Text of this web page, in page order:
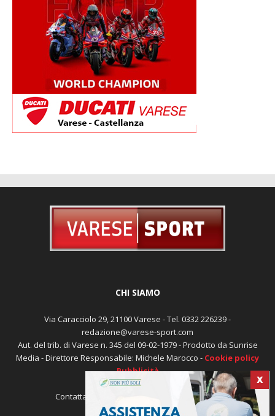
X
CHI SIAMO
Via Caracciolo 29, 21100 Varese - Tel. 0332 226239 -
redazione@varese-sport.com
Aut. del trib. di Varese n. 345 del 09-02-1979 - Prodotto da Sunrise
Media - Direttore Responsabile: Michele Marocco - Cookie policy
Pubblicità
Contattaci: redazione@varese-sport.com